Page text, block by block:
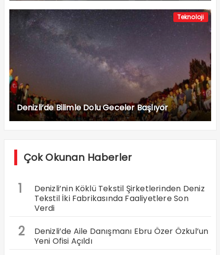
Teknoloji
Denizli’de Bilimle Dolu Geceler Başlıyor
Çok Okunan Haberler
1
Denizli’nin Köklü Tekstil Şirketlerinden Deniz
Tekstil İki Fabrikasında Faaliyetlere Son
Verdi
2
Denizli’de Aile Danışmanı Ebru Özer Özkul’un
Yeni Ofisi Açıldı